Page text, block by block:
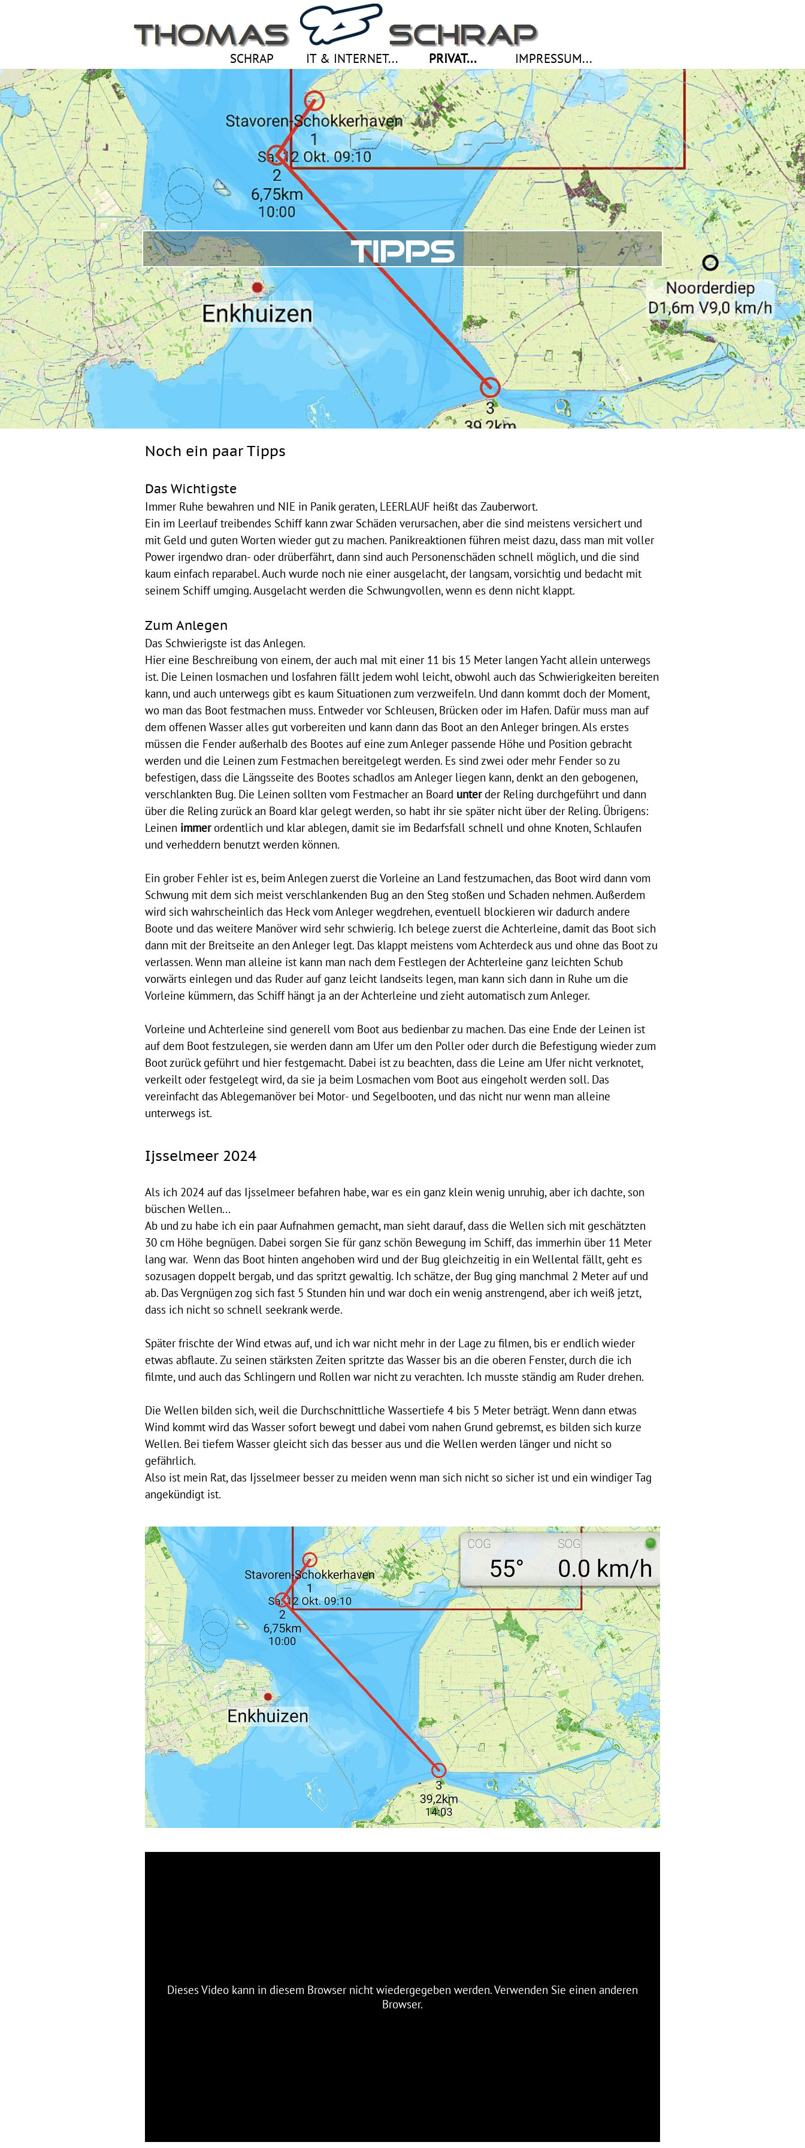
Menü überspringen
SCHRAP IT & INTERNET... ▼
PRIVAT... ▼
IMPRESSUM...
TIPPS
Noch ein paar Tipps
Das Wichtigste
Immer Ruhe bewahren und NIE in Panik geraten, LEERLAUF heißt das Zauberwort.
Ein im Leerlauf treibendes Schiff kann zwar Schäden verursachen, aber die sind meistens versichert und
mit Geld und guten Worten wieder gut zu machen. Panikreaktionen führen meist dazu, dass man mit voller
Power irgendwo dran- oder drüberfährt, dann sind auch Personenschäden schnell möglich, und die sind
kaum einfach reparabel. Auch wurde noch nie einer ausgelacht, der langsam,vorsichtig und bedacht mit
seinem Schiff umging. Ausgelacht werden die Schwungvollen, wenn es denn nicht klappt.
Zum Anlegen
Das Schwierigste ist das Anlegen.
Hier eine Beschreibung von einem, der auch mal mit einer 11 bis 15 Meter langen Yacht allein unterwegs
ist. Die Leinen losmachen und losfahren fällt jedem wohl leicht, obwohl auch das Schwierigkeiten bereiten
kann, und auch unterwegs gibt es kaum Situationen zum verzweifeln. Und dann kommt doch der Moment,
wo man das Boot festmachen muss. Entweder vor Schleusen, Brücken oder im Hafen. Dafür muss man auf
dem offenen Wasser alles gut vorbereiten und kann dann das Boot an den Anleger bringen. Als erstes
müssen die Fender außerhalb des Bootes auf eine zum Anleger passende Höhe und Position gebracht
werden und die Leinen zum Festmachen bereitgelegt werden. Es sind zwei oder mehr Fender so zu
befestigen, dass die Längsseite des Bootes schadlos am Anleger liegen kann, denkt an den gebogenen,
verschlankten Bug. Die Leinen sollten vom Festmacher an Board unter der Reling durchgeführt und dann
über die Reling zurück an Board klar gelegt werden, so habt ihr sie später nicht über der Reling. Übrigens:
Leinen immer ordentlich und klar ablegen, damit sie im Bedarfsfall schnell und ohne Knoten, Schlaufen
und verheddern benutzt werden können.
Ein grober Fehler ist es, beim Anlegen zuerst die Vorleine an Land festzumachen, das Boot wird dann vom
Schwung mit dem sich meist verschlankenden Bug an den Steg stoßen und Schaden nehmen. Außerdem
wird sich wahrscheinlich das Heck vom Anleger wegdrehen, eventuell blockieren wir dadurch andere
Boote und das weitere Manöver wird sehr schwierig. Ich belege zuerst die Achterleine, damit das Boot sich
dann mit der Breitseite an den Anleger legt. Das klappt meistens vom Achterdeck aus und ohne das Boot zu
verlassen. Wenn man alleine ist kann man nach dem Festlegen der Achterleine ganz leichten Schub
vorwärts einlegen und das Ruder auf ganz leicht landseits legen, man kann sich dann in Ruhe um die
Vorleine kümmern, das Schiff hängt ja an der Achterleine und zieht automatisch zum Anleger.
Vorleine und Achterleine sind generell vom Boot aus bedienbar zu machen. Das eine Ende der Leinen ist
auf dem Boot festzulegen, sie werden dann am Ufer um den Poller oder durch die Befestigung wieder zum
Boot zurück geführt und hier festgemacht. Dabei ist zu beachten, dass die Leine am Ufer nicht verknotet,
verkeilt oder festgelegt wird, da sie ja beim Losmachen vom Boot aus eingeholt werden soll. Das
vereinfacht das Ablegemanöver bei Motor- und Segelbooten, und das nicht nur wenn man alleine
unterwegs ist.
Ijsselmeer 2024
Als ich 2024 auf das Ijsselmeer befahren habe, war es ein ganz klein wenig unruhig, aber ich dachte, son
büschen Wellen...
Ab und zu habe ich ein paar Aufnahmen gemacht, man sieht darauf, dass die Wellen sich mit geschätzten
30 cm Höhe begnügen. Dabei sorgen Sie für ganz schön Bewegung im Schiff, das immerhin über 11 Meter
lang war. Wenn das Boot hinten angehoben wird und der Bug gleichzeitig in ein Wellental fällt, geht es
sozusagen doppelt bergab, und das spritzt gewaltig. Ich schätze, der Bug ging manchmal 2 Meter auf und
ab. Das Vergnügen zog sich fast 5 Stunden hin und war doch ein wenig anstrengend, aber ich weiß jetzt,
dass ich nicht so schnell seekrank werde.
Später frischte der Wind etwas auf, und ich war nicht mehr in der Lage zu filmen, bis er endlich wieder
etwas abflaute. Zu seinen stärksten Zeiten spritzte das Wasser bis an die oberen Fenster, durch die ich
filmte, und auch das Schlingern und Rollen war nicht zu verachten. Ich musste ständig am Ruder drehen.
Die Wellen bilden sich, weil die Durchschnittliche Wassertiefe 4 bis 5 Meter beträgt. Wenn dann etwas
Wind kommt wird das Wasser sofort bewegt und dabei vom nahen Grund gebremst, es bilden sich kurze
Wellen. Bei tiefem Wasser gleicht sich das besser aus und die Wellen werden länger und nicht so
gefährlich.
Also ist mein Rat, das Ijsselmeer besser zu meiden wenn man sich nicht so sicher ist und ein windiger Tag
angekündigt ist.
Dieses Video kann in diesem Browser nicht wiedergegeben werden. Verwenden Sie einen anderen
Browser.